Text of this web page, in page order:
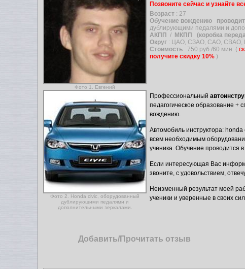
Фото 1. Евгений
Позвоните сейчас и узнайте
Возраст : 27
Обучение вождению
дублирующими педалями и
АКПП
/ МКПП (коробка
Округ : ЦАО, СЗАО, САО,
Стоимость : 750 руб./60 мин. (
получите скидку 10% )
Фото 2. Honda civic, оборудованный
дублирующими педалями и
дополнительными зеркалами.
Профессиональный
педагогическое образование +
вождению.
Автомобиль инструктора:
всем необходимым
ученика. Обучение проводится
Если интересующая Вас
звоните, с удовольствием,
Неизменный результат моей
ученики и уверенные в своих
Добавить/Прочитать отзыв